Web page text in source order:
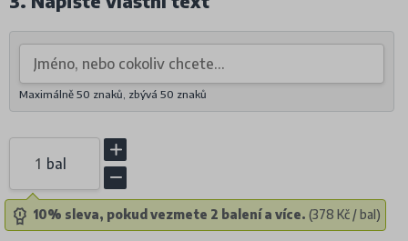
Maximálně 50 znaků, zbývá 50 znaků
bal
10% sleva, pokud vezmete 2 balení a více. (378 Kč / bal)